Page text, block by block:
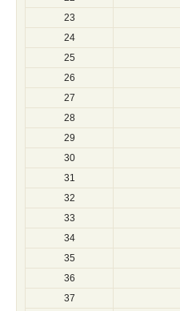
23
24
25
26
27
28
29
30
31
32
33
34
35
36
37